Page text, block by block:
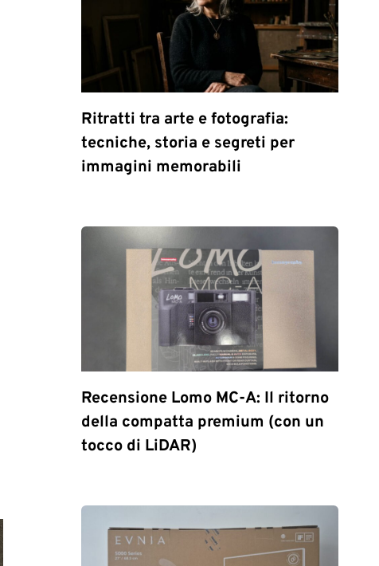
Ritratti tra arte e fotografia:
tecniche, storia e segreti per
immagini memorabili
Recensione Lomo MC-A: Il ritorno
della compatta premium (con un
tocco di LiDAR)